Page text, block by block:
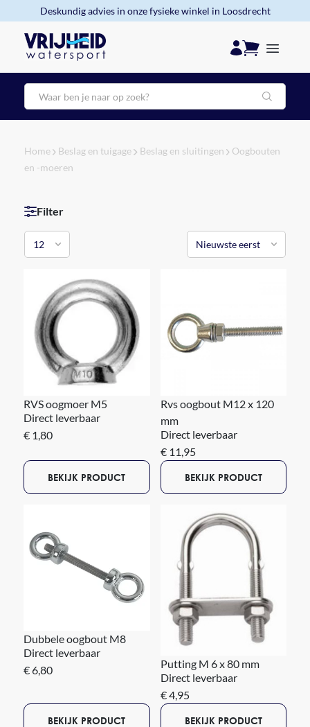
Deskundig advies in onze fysieke winkel in Loosdrecht
Zoeken
Home Beslag en tuigage Beslag en sluitingen
Oogbouten
en -moeren
Filter
RVS oogmoer M5
Direct leverbaar
€ 1,80
BEKIJK PRODUCT
Rvs oogbout M12 x 120
mm
Direct leverbaar
€ 11,95
BEKIJK PRODUCT
Dubbele oogbout M8
Direct leverbaar
€ 6,80
BEKIJK PRODUCT
Putting M 6 x 80 mm
Direct leverbaar
€ 4,95
BEKIJK PRODUCT